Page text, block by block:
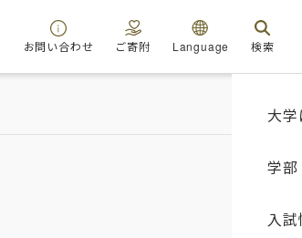
大学
学部
入
お問い合わせ ご寄附 Language 検索